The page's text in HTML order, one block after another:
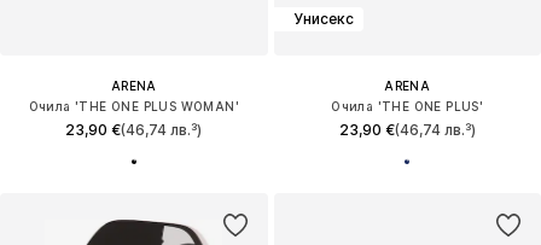
ARENA
Очила 'THE ONE PLUS WOMAN'
23,90 €(46,74 лв.³)
Унисекс
ARENA
Очила 'THE ONE PLUS'
23,90 €(46,74 лв.³)